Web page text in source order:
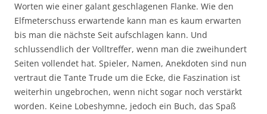
Worten wie einer galant geschlagenen Flanke. Wie den
Elfmeterschuss erwartende kann man es kaum erwarten
bis man die nächste Seit aufschlagen kann. Und
schlussendlich der Volltreffer, wenn man die zweihundert
Seiten vollendet hat. Spieler, Namen, Anekdoten sind nun
vertraut die Tante Trude um die Ecke, die Faszination ist
weiterhin ungebrochen, wenn nicht sogar noch verstärkt
worden. Keine Lobeshymne, jedoch ein Buch, das Spaß